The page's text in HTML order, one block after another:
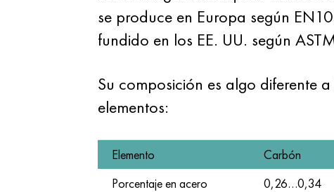
se produce en Europa según
fundido en los EE. UU. según
Su composición es algo diferente
elementos:
Elemento Carbón
Porcentaje en acero
0,26…0,34